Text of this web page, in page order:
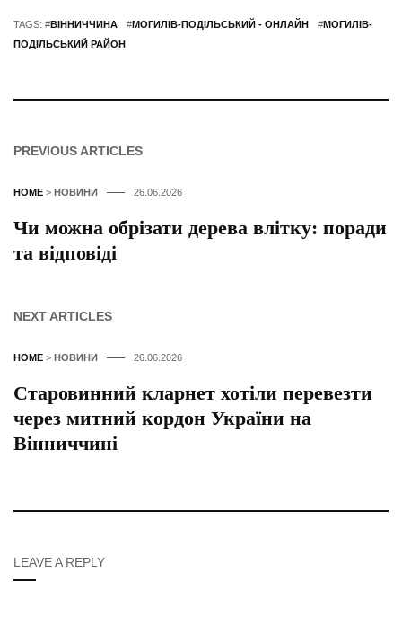
TAGS: #ВІННИЧЧИНА #МОГИЛІВ-ПОДІЛЬСЬКИЙ - ОНЛАЙН #МОГИЛІВ-
ПОДІЛЬСЬКИЙ РАЙОН
PREVIOUS ARTICLES
HOME > НОВИНИ 26.06.2026
Чи можна обрізати дерева влітку: поради
та відповіді
NEXT ARTICLES
HOME > НОВИНИ 26.06.2026
Старовинний кларнет хотіли перевезти
через митний кордон України на
Вінниччині
LEAVE A REPLY